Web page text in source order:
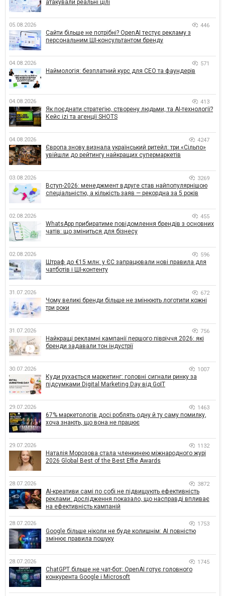
атакували реальні цілі
05.08.2026 446
Сайти більше не потрібні? OpenAI тестує рекламу з
персональним ШІ-консультантом бренду
04.08.2026 571
Наймологія: безплатний курс для CEO та фаундерів
04.08.2026 413
Як поєднати стратегію, створену людьми, та AI-технології?
Кейс izi та агенції SHOTS
04.08.2026 4247
Європа знову визнала український ритейл: три «Сільпо»
увійшли до рейтингу найкращих супермаркетів
03.08.2026 3269
Вступ-2026: менеджмент вдруге став найпопулярнішою
спеціальністю, а кількість заяв — рекордна за 5 років
02.08.2026 455
WhatsApp прибиратиме повідомлення брендів з основних
чатів: що зміниться для бізнесу
02.08.2026 596
Штраф до €15 млн: у ЄС запрацювали нові правила для
чатботів і ШІ-контенту
31.07.2026 672
Чому великі бренди більше не змінюють логотипи кожні
три роки
31.07.2026 756
Найкращі рекламні кампанії першого півріччя 2026: які
бренди задавали тон індустрії
30.07.2026 1007
Куди рухається маркетинг: головні сигнали ринку за
підсумками Digital Marketing Day від GoIT
29.07.2026 1463
67% маркетологів досі роблять одну й ту саму помилку,
хоча знають, що вона не працює
29.07.2026 1132
Наталія Морозова стала членкинею міжнародного журі
2026 Global Best of the Best Effie Awards
28.07.2026 3872
AI-креативи самі по собі не підвищують ефективність
реклами: дослідження показало, що насправді впливає
на ефективність кампаній
28.07.2026 1753
Google більше ніколи не буде колишнім: AI повністю
змінює правила пошуку
28.07.2026 1745
ChatGPT більше не чат-бот: OpenAI готує головного
конкурента Google і Microsoft